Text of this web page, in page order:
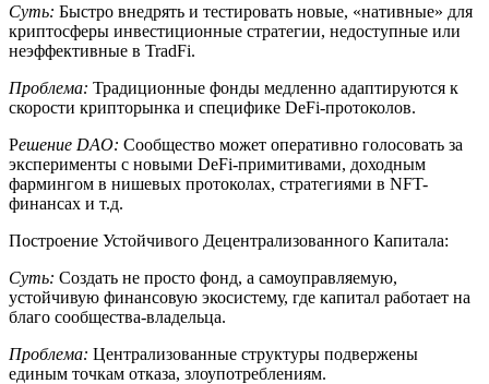
Суть: Быстро внедрять и тестировать новые, «нативные» для
криптосферы инвестиционные стратегии, недоступные или
неэффективные в TradFi.
Проблема: Традиционные фонды медленно адаптируются к
скорости крипторынка и специфике DeFi-протоколов.
Решение DAO: Сообщество может оперативно голосовать за
эксперименты с новыми DeFi-примитивами, доходным
фармингом в нишевых протоколах, стратегиями в NFT-
финансах и т.д.
Построение Устойчивого Децентрализованного Капитала:
Суть: Создать не просто фонд, а самоуправляемую,
устойчивую финансовую экосистему, где капитал работает на
благо сообщества-владельца.
Проблема: Централизованные структуры подвержены
единым точкам отказа, злоупотреблениям.